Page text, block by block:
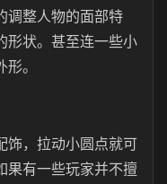
调整人物的面部特
形状。甚至连一些小
。
饰，拉动小圆点就可
果有一些玩家并不擅